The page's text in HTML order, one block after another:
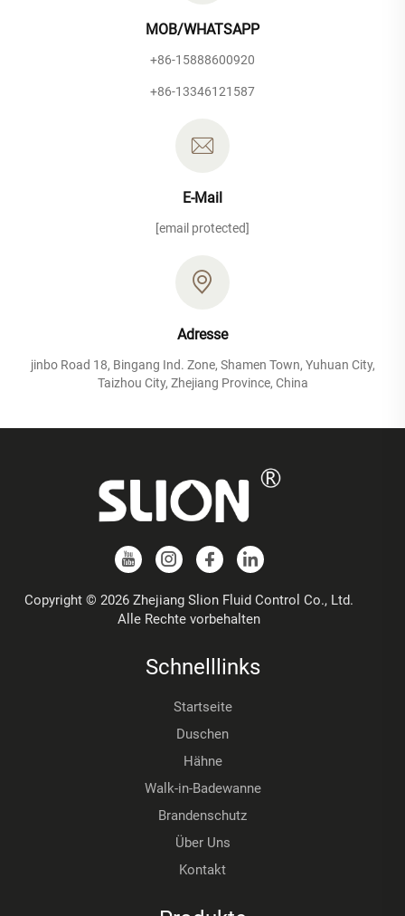
MOB/WHATSAPP
+86-15888600920
+86-13346121587
E-Mail
[email protected]
Adresse
jinbo Road 18, Bingang Ind. Zone, Shamen Town, Yuhuan City,
Taizhou City, Zhejiang Province, China
Copyright © 2026 Zhejiang Slion Fluid Control Co., Ltd.
Alle Rechte vorbehalten
Schnelllinks
Startseite
Duschen
Hähne
Walk-in-Badewanne
Brandenschutz
Über Uns
Kontakt